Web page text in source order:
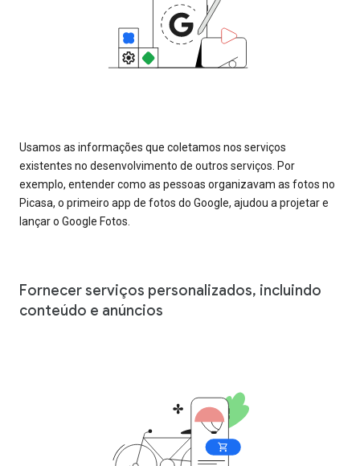
Usamos as informações que coletamos nos serviços
existentes no desenvolvimento de outros serviços. Por
exemplo, entender como as pessoas organizavam as fotos no
Picasa, o primeiro app de fotos do Google, ajudou a projetar e
lançar o Google Fotos.
Fornecer serviços personalizados, incluindo
conteúdo e anúncios